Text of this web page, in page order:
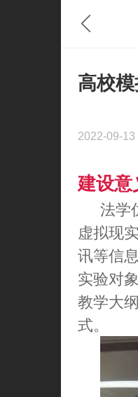
高校
2022-09-13
建设意
法学
虚拟现
讯等信
实验对
教学大
式。